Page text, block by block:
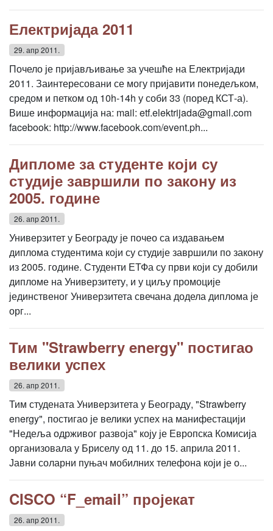
Електријада 2011
29. апр 2011.
Почело је пријављивање за учешће на Електријади
2011. Заинтересовани се могу пријавити понедељком,
средом и петком од 10h-14h у соби 33 (поред КСТ-а).
Више информација на: mail: etf.elektrijada@gmail.com
facebook: http://www.facebook.com/event.ph...
Дипломе за студенте који су
студије завршили по закону из
2005. године
26. апр 2011.
Универзитет у Београду је почео са издавањем
диплома студентима који су студије завршили по закону
из 2005. године. Студенти ЕТФа су први који су добили
дипломе на Универзитету, и у циљу промоције
јединственог Универзитета свечана додела диплома је
орг...
Тим "Strawberry energy" постигао
велики успех
26. апр 2011.
Тим студената Универзитета у Београду, "Strawberry
energy", постигао је велики успех на манифестацији
"Недеља одрживог развоја" коју је Европска Комисија
организовала у Бриселу од 11. до 15. априла 2011.
Јавни соларни пуњач мобилних телефона који је о...
CISCO “F_email” пројекат
26. апр 2011.